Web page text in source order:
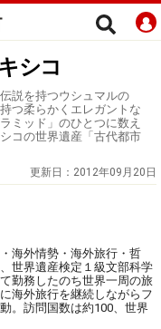
シコ
説を持つウシュマルの
つ柔らかくエレガントな
ミッド」のひとつに数え
コの世界遺産「古代都市
更新日： 2012年09月20日
海外情勢・海外旅行・哲
世界遺産検定１級文部科学
勤務したのち世界一周の旅
海外旅行を継続しながらフ
。訪問国数は約100、世界